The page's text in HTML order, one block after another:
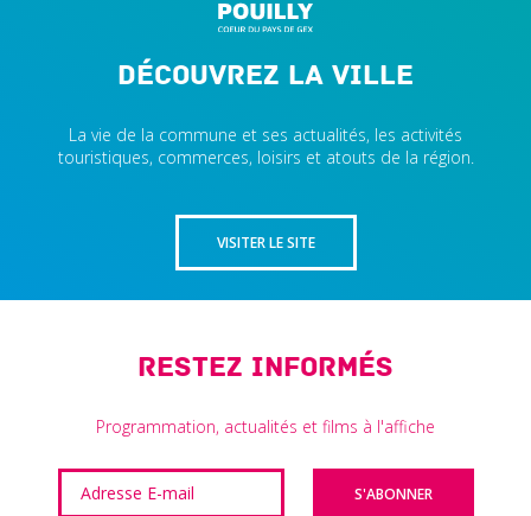
Découvrez la ville
La vie de la commune et ses actualités, les activités
touristiques, commerces, loisirs et atouts de la région.
VISITER LE SITE
Restez informés
Programmation, actualités et films à l'affiche